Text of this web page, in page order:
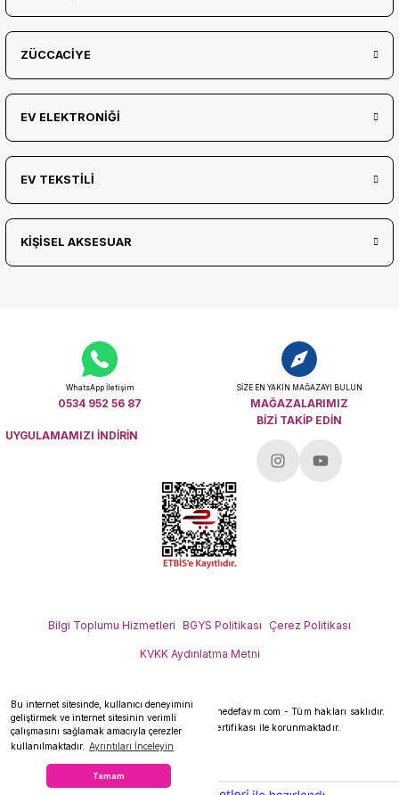
Bu internet sitesinde, kullanıcı deneyimini
geliştirmek ve internet sitesinin verimli
çalışmasını sağlamak amacıyla çerezler
kullanılmaktadır.
Ayrıntıları İnceleyin
Tamam
ZÜCCACİYE
EV ELEKTRONİĞİ
EV TEKSTİLİ
KİŞİSEL AKSESUAR
WhatsApp İletişim
0534 952 56 87
SİZE EN YAKIN MAĞAZAYI BULUN
MAĞAZALARIMIZ
UYGULAMAMIZI İNDİRİN
BİZİ TAKİP EDİN
Her hakkı saklıdır.Copyright 2026 © - www.hedefavm.com - Tüm hakları saklıdır.
Kredi kartı bilgileriniz 256bit SSL sertifikası ile korunmaktadır.
Bilgi Toplumu Hizmetleri BGYS Politikası Çerez Politikası
KVKK Aydınlatma Metni